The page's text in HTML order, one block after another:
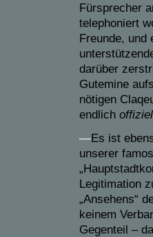
Fürsprecher
telephoniert
Freunde, und
darüber
Gutemine
nötigen
endlich
—Es ist
unserer
Legitimation
„Ansehens“
keinem
Gegenteil –